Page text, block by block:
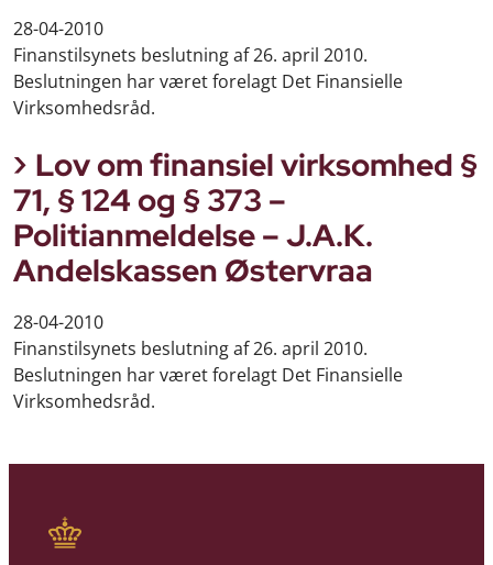
28-04-2010
Finanstilsynets beslutning af 26. april 2010.
Beslutningen har været forelagt Det Finansielle
Virksomhedsråd.
Lov om finansiel virksomhed §
71, § 124 og § 373 –
Politianmeldelse – J.A.K.
Andelskassen Østervraa
28-04-2010
Finanstilsynets beslutning af 26. april 2010.
Beslutningen har været forelagt Det Finansielle
Virksomhedsråd.